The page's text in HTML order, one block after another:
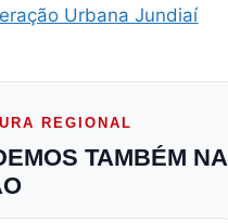
Urbana Jundiaí
REGIONAL
TAMBÉM NA